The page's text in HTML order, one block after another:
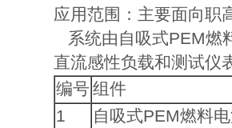
应用范围：主要面向职
系统由自吸式PEM燃
直流感性负载和测试仪
编号 组件
1
自吸式PEM燃料